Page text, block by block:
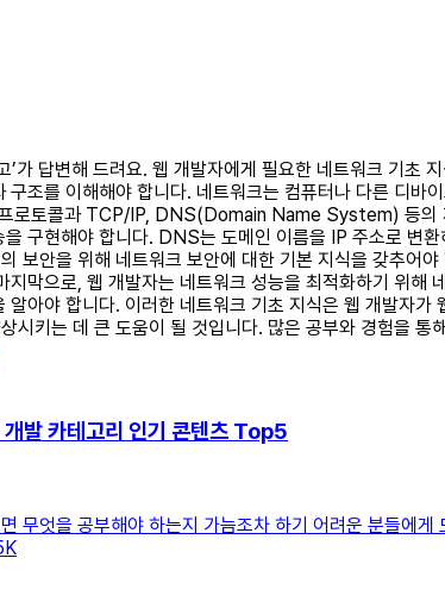
’가 답변해 드려요. 웹 개발자에게 필요한 네트워크 기초
구조를 이해해야 합니다. 네트워크는 컴퓨터나 다른
로토콜과 TCP/IP, DNS(Domain Name System) 등의
구현해야 합니다. DNS는 도메인 이름을 IP 주소로 변
보안을 위해 네트워크 보안에 대한 기본 지식을 갖추
지막으로, 웹 개발자는 네트워크 성능을 최적화하기 위
알아야 합니다. 이러한 네트워크 기초 지식은 웹 개발자
시키는 데 큰 도움이 될 것입니다. 많은 공부와 경험을 통
발 카테고리 인기 콘텐츠 Top5
무엇을 공부해야 하는지 가늠조차 하기 어려운 분들에